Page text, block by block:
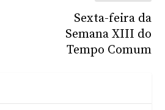
Sexta-feira da
Semana XIII do
Tempo Comum